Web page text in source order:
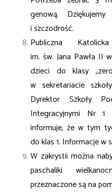
genową.
i szczodrość.
Publiczna
im. św. Jana Pawła II
dzieci do klasy
w sekretariacie
Dyrektor Szkoły
Integracyjnymi Nr 1
informuje,że w tym
do klas 1. Informacje w
W zakrystii można
paschaliki
przeznaczone są na